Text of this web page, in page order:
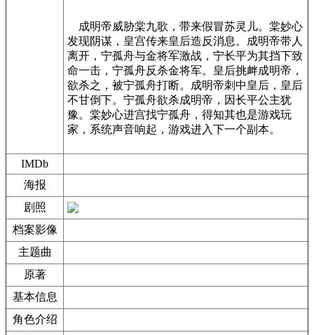
成明帝威胁棠九歌，带来假冒苏灵儿。棠妙心
发现阴谋，皇宫传来皇后造反消息。成明帝带人
离开，宁孤舟与金将军激战，宁长平为其挡下致
命一击，宁孤舟反杀金将军。皇后挑衅成明帝，
欲杀之，被宁孤舟打断。成明帝刺中皇后，皇后
不甘倒下。宁孤舟欲杀成明帝，因长平公主犹
豫。棠妙心进宫找宁孤舟，得知其也是游戏玩
家，系统声音响起，游戏进入下一个副本。
IMDb
海报
剧照
档案影像
主题曲
原著
基本信息
角色介绍